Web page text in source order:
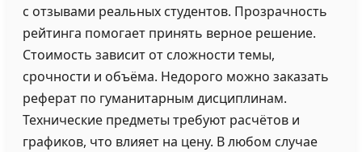
с отзывами реальных студентов. Прозрачность
рейтинга помогает принять верное решение.
Стоимость зависит от сложности темы,
срочности и объёма. Недорого можно заказать
реферат по гуманитарным дисциплинам.
Технические предметы требуют расчётов и
графиков, что влияет на цену. В любом случае